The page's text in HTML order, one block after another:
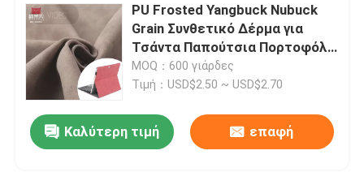
Σχετικά με εμάς
Γύρος εργοστασίων
Ποιοτικός έλεγχος
PU Frosted Yangbuck Nubuck
Grain Συνθετικό Δέρμα για
Τσάντα Παπούτσια Πορτοφόλι
Διακόσμηση Τετράδια Θήκες
Δερματίνη
MOQ：600 γιάρδες
Τιμή：USD$2.50 ~ USD$2.70
Καλύτερη τιμή επαφή